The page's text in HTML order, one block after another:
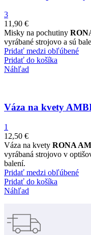
3
11,90 €
Misky na pochutiny
vyrábané strojovo a sú
Pridať medzi obľúbené
Pridať do košíka
Náhľad
Váza na kvety
1
12,50 €
Váza na kvety RONA
vyrábaná strojovo v
balení.
Pridať medzi obľúbené
Pridať do košíka
Náhľad